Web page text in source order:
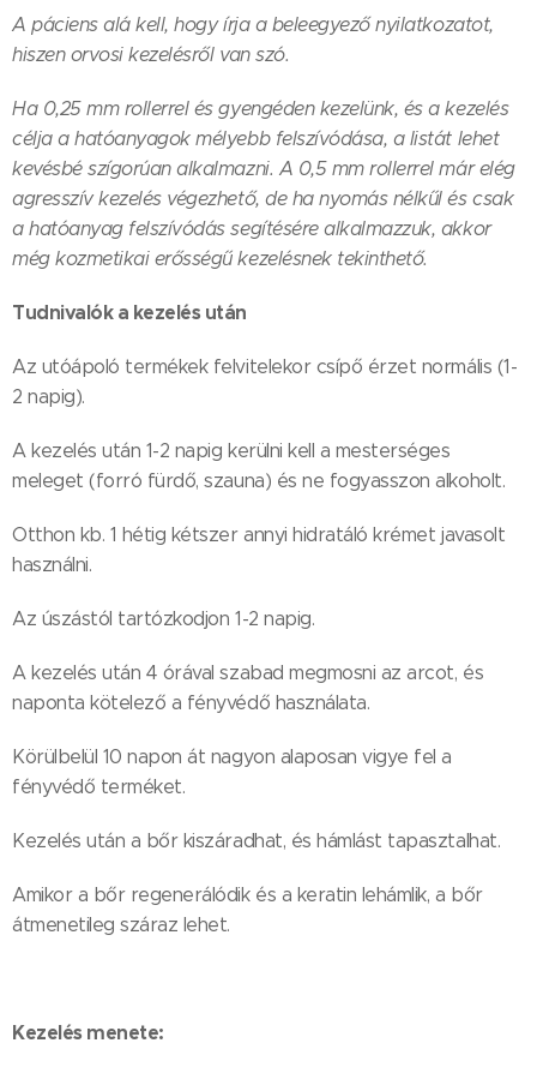
A páciens alá kell, hogy írja a beleegyező nyilatkozatot,
hiszen orvosi kezelésről van szó.
Ha 0,25 mm rollerrel és gyengéden kezelünk, és a kezelés
célja a hatóanyagok mélyebb felszívódása, a listát lehet
kevésbé szígorúan alkalmazni. A 0,5 mm rollerrel már elég
agresszív kezelés végezhető, de ha nyomás nélkűl és csak
a hatóanyag felszívódás segítésére alkalmazzuk, akkor
még kozmetikai erősségű kezelésnek tekinthető.
Tudnivalók a kezelés után
Az utóápoló termékek felvitelekor csípő érzet normális (1-
2 napig).
A kezelés után 1-2 napig kerülni kell a mesterséges
meleget (forró fürdő, szauna) és ne fogyasszon alkoholt.
Otthon kb. 1 hétig kétszer annyi hidratáló krémet javasolt
használni.
Az úszástól tartózkodjon 1-2 napig.
A kezelés után 4 órával szabad megmosni az arcot, és
naponta kötelező a fényvédő használata.
Körülbelül 10 napon át nagyon alaposan vigye fel a
fényvédő terméket.
Kezelés után a bőr kiszáradhat, és hámlást tapasztalhat.
Amikor a bőr regenerálódik és a keratin lehámlik, a bőr
átmenetileg száraz lehet.
Kezelés menete: